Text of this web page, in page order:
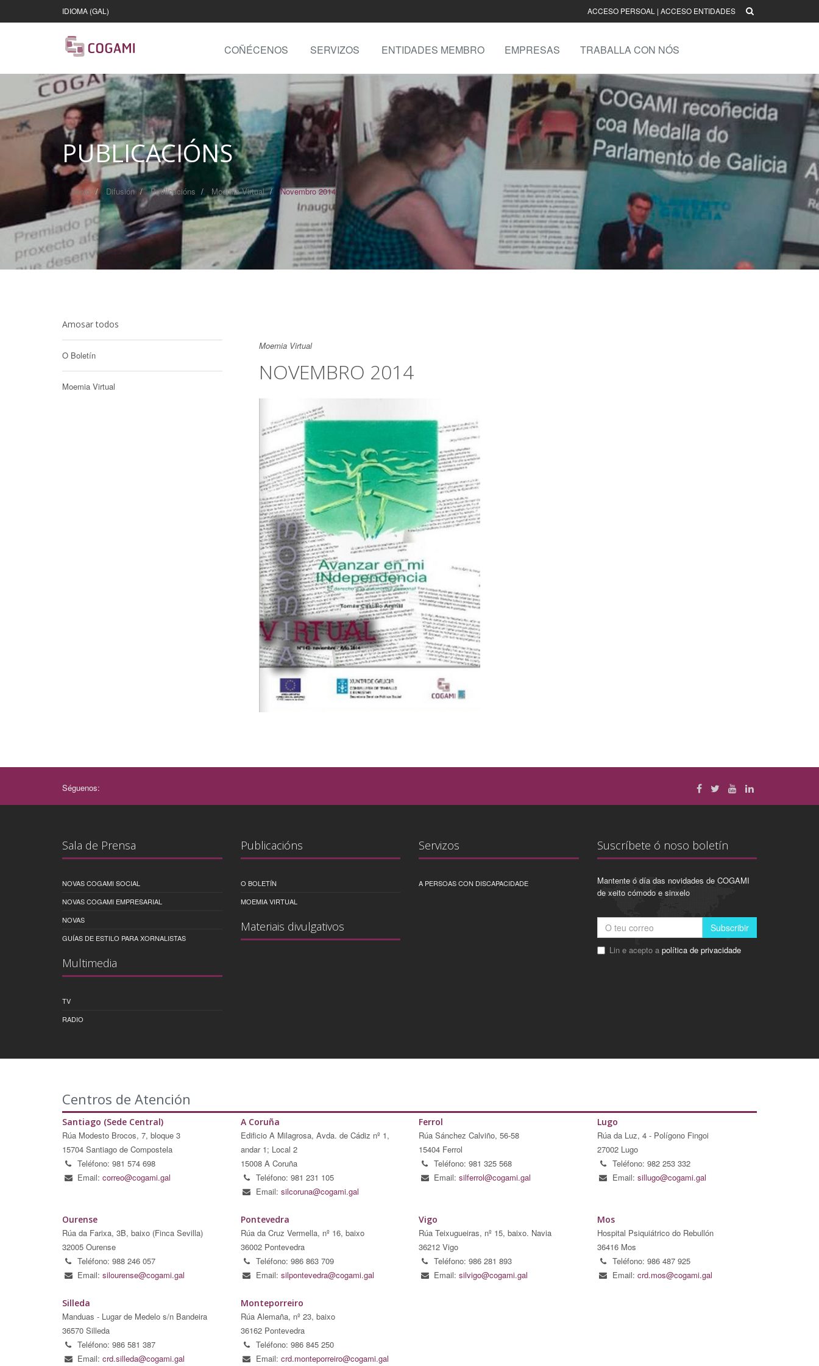
IDIOMA (GAL) ACCESO PERSOAL | ACCESO ENTIDADES
COÑÉCENOS SERVIZOS ENTIDADES MEMBRO EMPRESAS TRABALLA CON NÓS
PUBLICACIÓNS
Inicio Difusión Publicacións Moemia Virtual Novembro 2014
Amosar todos
O Boletín
Moemia Virtual
Moemia Virtual
NOVEMBRO 2014
Séguenos:
Sala de Prensa
NOVAS COGAMI SOCIAL
NOVAS COGAMI EMPRESARIAL
NOVAS
GUÍAS DE ESTILO PARA XORNALISTAS
Multimedia
TV
RADIO
Publicacións
O BOLETÍN
MOEMIA VIRTUAL
Materiais divulgativos
Servizos
A PERSOAS CON DISCAPACIDADE
Suscríbete ó noso boletín
Mantente ó día das novidades de COGAMI
de xeito cómodo e sinxelo
Subscribir
Lin e acepto a política de privacidade
Centros de Atención
Santiago (Sede Central)
Rúa Modesto Brocos, 7, bloque 3
15704 Santiago de Compostela
Teléfono: 981 574 698
Email: correo@cogami.gal
A Coruña
Edificio A Milagrosa, Avda. de Cádiz nº 1,
andar 1; Local 2
15008 A Coruña
Teléfono: 981 231 105
Email: silcoruna@cogami.gal
Ferrol
Rúa Sánchez Calviño, 56-58
15404 Ferrol
Teléfono: 981 325 568
Email: silferrol@cogami.gal
Lugo
Rúa da Luz, 4 - Polígono Fingoi
27002 Lugo
Teléfono: 982 253 332
Email: sillugo@cogami.gal
Ourense
Rúa da Farixa, 3B, baixo (Finca Sevilla)
32005 Ourense
Teléfono: 988 246 057
Email: silourense@cogami.gal
Pontevedra
Rúa da Cruz Vermella, nº 16, baixo
36002 Pontevedra
Teléfono: 986 863 709
Email: silpontevedra@cogami.gal
Vigo
Rúa Teixugueiras, nº 15, baixo. Navia
36212 Vigo
Teléfono: 986 281 893
Email: silvigo@cogami.gal
Mos
Hospital Psiquiátrico do Rebullón
36416 Mos
Teléfono: 986 487 925
Email: crd.mos@cogami.gal
Silleda
Manduas - Lugar de Medelo s/n Bandeira
36570 Silleda
Teléfono: 986 581 387
Email: crd.silleda@cogami.gal
Monteporreiro
Rúa Alemaña, nº 23, baixo
36162 Pontevedra
Teléfono: 986 845 250
Email: crd.monteporreiro@cogami.gal